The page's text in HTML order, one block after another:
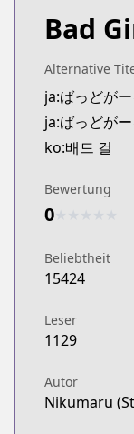
Official
https://
Kitsu
Kitsu
https://
https://
https://
Bad
Alternative
ja:ばっどが
ja:ばっどが
ko:배드 걸
Bewertung
0
Beliebtheit
15424
Leser
1129
Autor
Nikumaru